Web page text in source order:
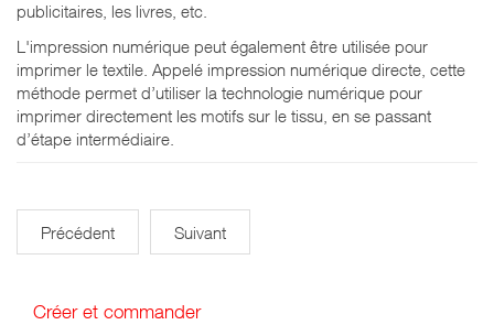
publicitaires, les livres, etc.
L'impression numérique peut également être utilisée pour
imprimer le textile. Appelé impression numérique directe, cette
méthode permet d’utiliser la technologie numérique pour
imprimer directement les motifs sur le tissu, en se passant
d’étape intermédiaire.
Précédent Suivant
Créer et commander